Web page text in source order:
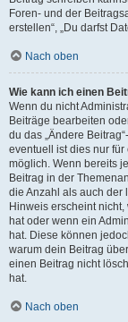
Foren- und der
erstellen“, „Du darfst
Nach oben
Wie kann ich einen
Wenn du nicht
Beiträge bearbeiten
du das „Ändere
eventuell ist dies nur
möglich. Wenn bereits
Beitrag in der
die Anzahl als auch der
Hinweis erscheint
hat oder wenn ein
hat. Diese können
warum dein Beitrag
einen Beitrag nicht
hat.
Nach oben